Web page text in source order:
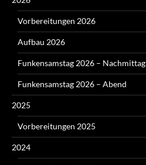
Vorbereitungen 2026
Aufbau 2026
Funkensamstag 2026 – Nachmittag
Funkensamstag 2026 – Abend
2025
Vorbereitungen 2025
2024